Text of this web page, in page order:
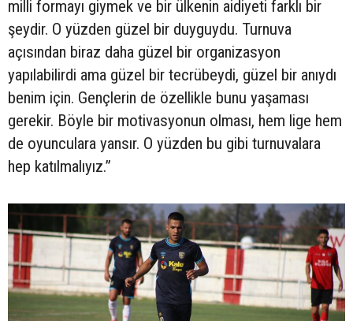
milli formayı giymek ve bir ülkenin aidiyeti farklı bir
şeydir. O yüzden güzel bir duyguydu. Turnuva
açısından biraz daha güzel bir organizasyon
yapılabilirdi ama güzel bir tecrübeydi, güzel bir anıydı
benim için. Gençlerin de özellikle bunu yaşaması
gerekir. Böyle bir motivasyonun olması, hem lige hem
de oyunculara yansır. O yüzden bu gibi turnuvalara
hep katılmalıyız.”